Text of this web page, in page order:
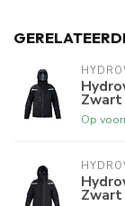
Zwart
Op
Zwart